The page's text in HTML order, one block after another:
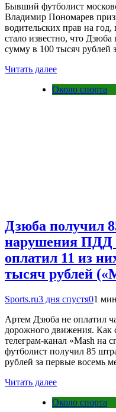
Бывший футболист
Владимир Пономарев
водительских прав на
стало известно, что
сумму в 100 тысяч
Читать далее
Около спорта
Дзюба получил
нарушения ПДД
оплатил 11 из
тысяч рублей
Sports.ru3 дня спустя01
Артем Дзюба не оплатил
дорожного движения. Как
телеграм-канал «Mash на
футболист получил 85
рублей за первые восемь
Читать далее
Около спорта